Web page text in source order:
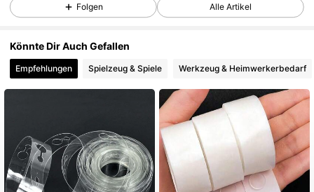
Folgen Alle Artikel
Könnte Dir Auch Gefallen
Empfehlungen Spielzeug & Spiele Werkzeug & Heimwerkerbedarf